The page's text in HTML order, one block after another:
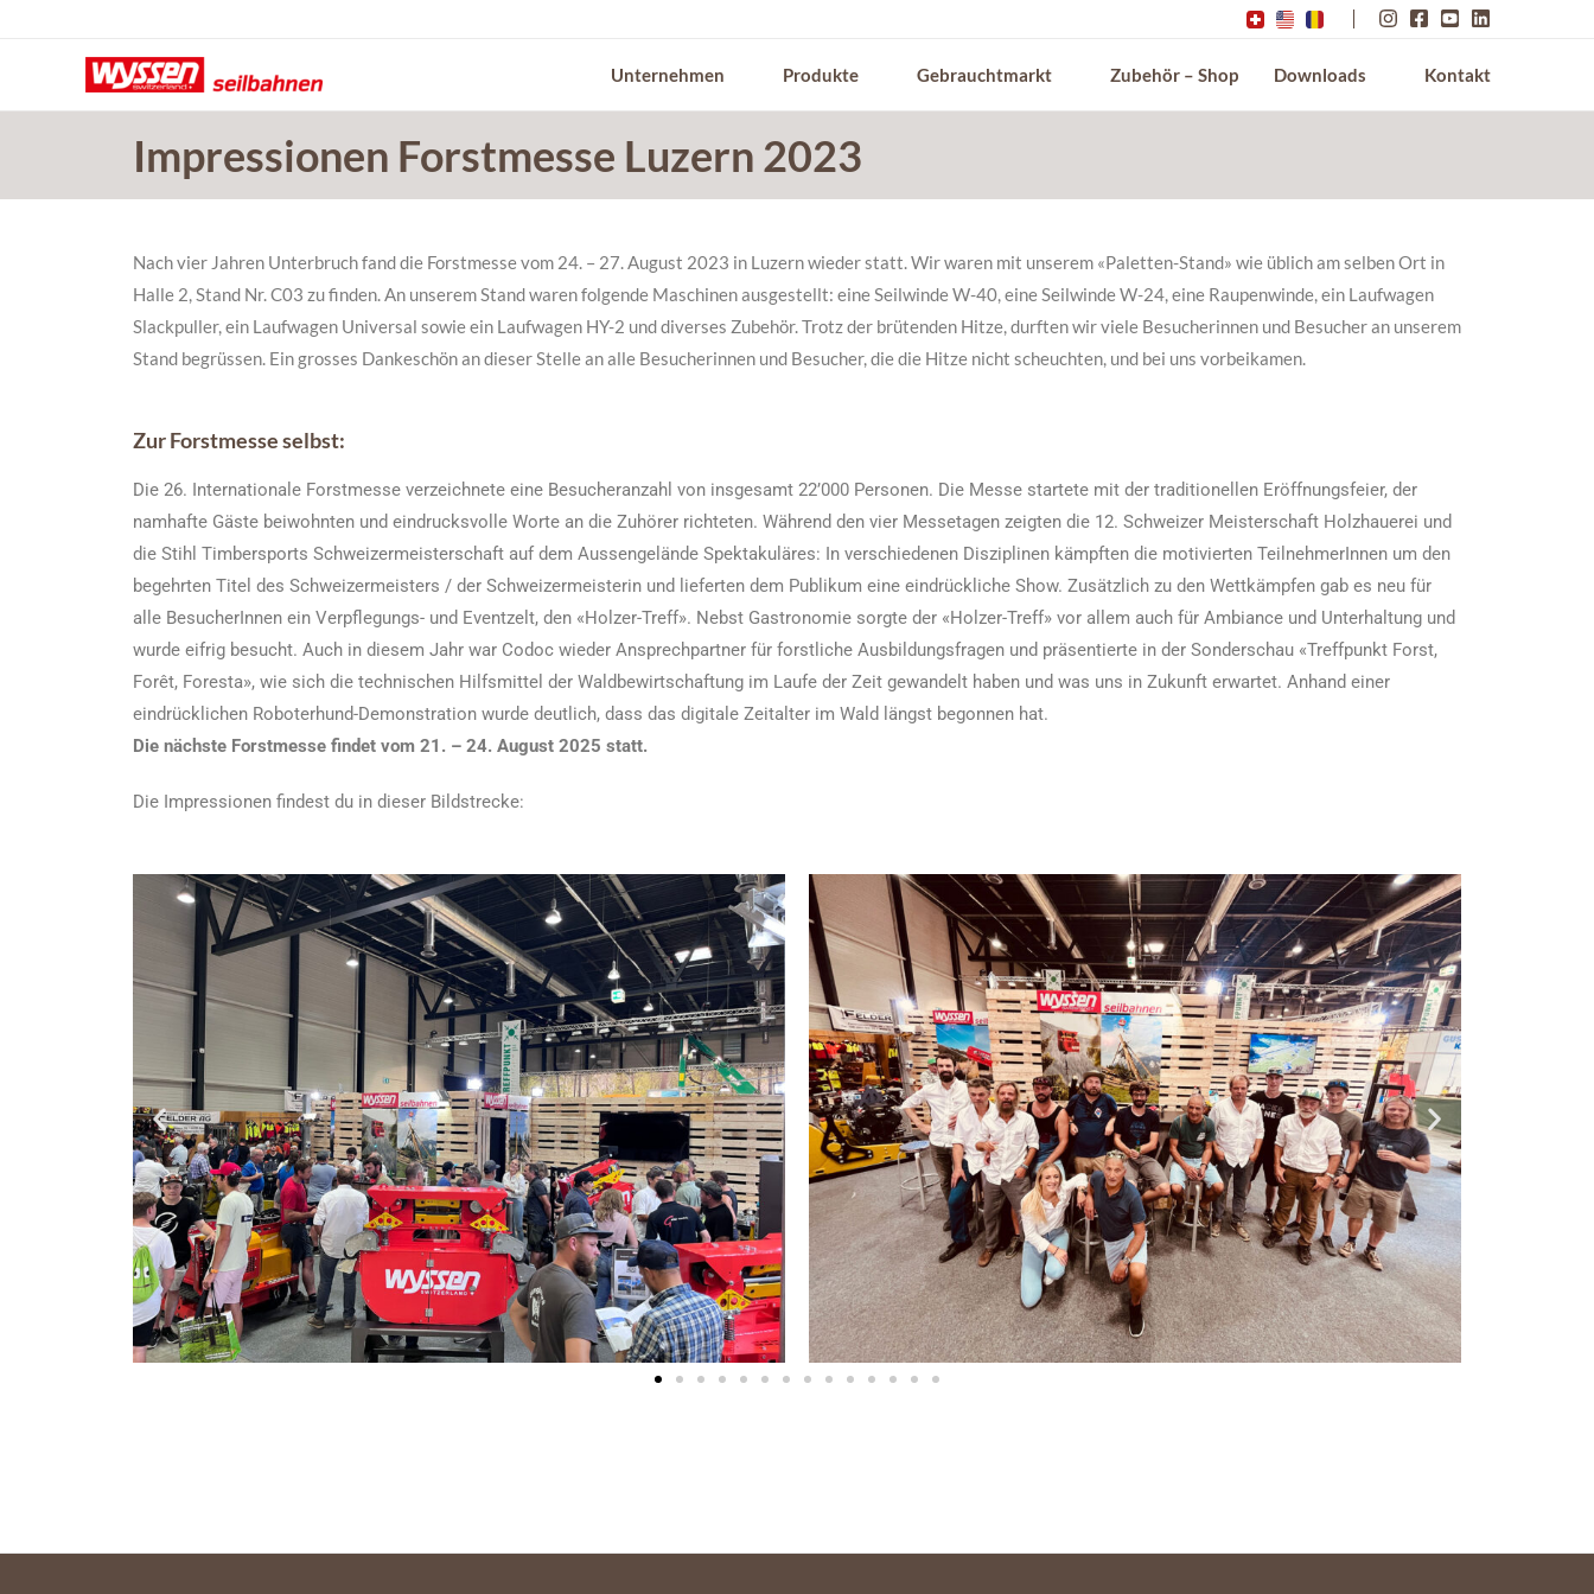
Unternehmen Produkte Gebrauchtmarkt Zubehör – Shop Downloads Kontakt
Impressionen Forstmesse Luzern 2023
Nach vier Jahren Unterbruch fand die Forstmesse vom 24. – 27. August 2023 in Luzern wieder statt. Wir waren mit unserem «Paletten-Stand» wie üblich am selben Ort in
Halle 2, Stand Nr. C03 zu finden. An unserem Stand waren folgende Maschinen ausgestellt: eine Seilwinde W-40, eine Seilwinde W-24, eine Raupenwinde, ein Laufwagen
Slackpuller, ein Laufwagen Universal sowie ein Laufwagen HY-2 und diverses Zubehör. Trotz der brütenden Hitze, durften wir viele Besucherinnen und Besucher an unserem
Stand begrüssen. Ein grosses Dankeschön an dieser Stelle an alle Besucherinnen und Besucher, die die Hitze nicht scheuchten, und bei uns vorbeikamen.
Zur Forstmesse selbst:
Die 26. Internationale Forstmesse verzeichnete eine Besucheranzahl von insgesamt 22’000 Personen. Die Messe startete mit der traditionellen Eröffnungsfeier, der
namhafte Gäste beiwohnten und eindrucksvolle Worte an die Zuhörer richteten. Während den vier Messetagen zeigten die 12. Schweizer Meisterschaft Holzhauerei und
die Stihl Timbersports Schweizermeisterschaft auf dem Aussengelände Spektakuläres: In verschiedenen Disziplinen kämpften die motivierten TeilnehmerInnen um den
begehrten Titel des Schweizermeisters / der Schweizermeisterin und lieferten dem Publikum eine eindrückliche Show. Zusätzlich zu den Wettkämpfen gab es neu für
alle BesucherInnen ein Verpflegungs- und Eventzelt, den «Holzer-Treff». Nebst Gastronomie sorgte der «Holzer-Treff» vor allem auch für Ambiance und Unterhaltung und
wurde eifrig besucht. Auch in diesem Jahr war Codoc wieder Ansprechpartner für forstliche Ausbildungsfragen und präsentierte in der Sonderschau «Treffpunkt Forst,
Forêt, Foresta», wie sich die technischen Hilfsmittel der Waldbewirtschaftung im Laufe der Zeit gewandelt haben und was uns in Zukunft erwartet. Anhand einer
eindrücklichen Roboterhund-Demonstration wurde deutlich, dass das digitale Zeitalter im Wald längst begonnen hat.
Die nächste Forstmesse findet vom 21. – 24. August 2025 statt.
Die Impressionen findest du in dieser Bildstrecke: